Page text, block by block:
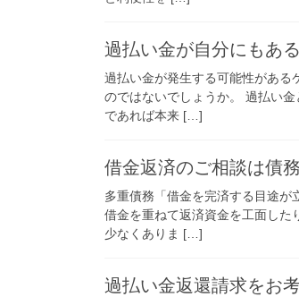
過払い金が自分にもあ
過払い金が発生する可能性がある
のではないでしょうか。 過払い
であれば本来 […]
借金返済のご相談は債
多重債務「借金を完済する目途
借金を重ねて返済資金を工面した
少なくありま […]
過払い金返還請求をお